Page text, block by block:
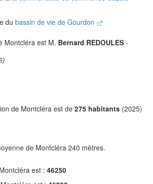
du bassin de vie de Gourdon
Montcléra est M. Bernard REDOULES -
de Montcléra est de275 habitants (2025)
de Montcléra 240 mètres.
est : 46250